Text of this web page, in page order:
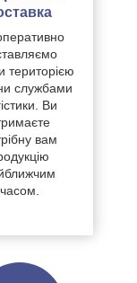
територією
службами
Ви
вам
часом.